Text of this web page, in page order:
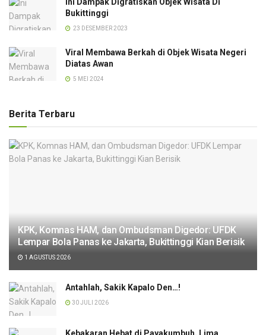
Ini Dampak Digratiskan Objek Wisata Di
Bukittinggi
23 DESEMBER 2023
Viral Membawa Berkah di Objek Wisata Negeri
Diatas Awan
5 MEI 2024
Berita Terbaru
KPK, Komnas HAM, dan Ombudsman Digedor: UFDK
Lempar Bola Panas ke Jakarta, Bukittinggi Kian Berisik
1 AGUSTUS 2026
Antahlah, Sakik Kapalo Den…!
30 JULI 2026